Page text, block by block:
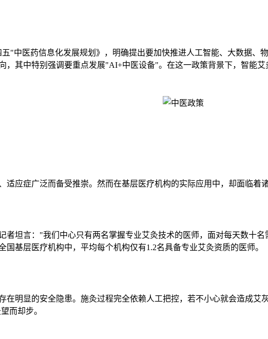
"中医药信息化发展规划》，明确提出要加快推进人工智能、大数据
，其中特别强调要重点发展"AI+中医设备"。在这一政策背景下，智能
应症广泛而备受推崇。然而在基层医疗机构的实际应用中，却面临着
者坦言："我们中心只有两名掌握专业艾灸技术的医师，面对每天数十
基层医疗机构中，平均每个机构仅有1.2名具备专业艾灸资质的医师。
在明显的安全隐患。施灸过程完全依赖人工把控，若不小心就会造成
而却步。